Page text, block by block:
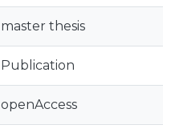
master thesis
Publication
openAccess